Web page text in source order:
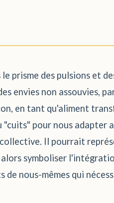
prisme des pulsions et
envies non assouvies,
en tant qu'aliment
pour nous adapter
Il pourrait
symboliser
nous-mêmes qui